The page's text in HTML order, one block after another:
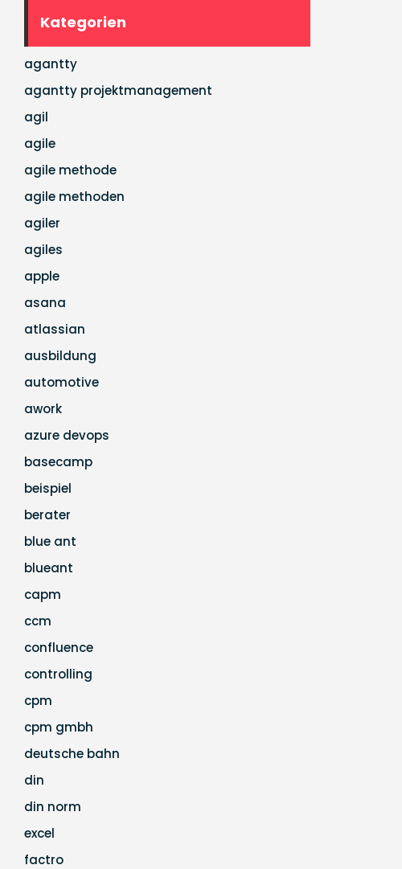
Kategorien
agantty
agantty projektmanagement
agil
agile
agile methode
agile methoden
agiler
agiles
apple
asana
atlassian
ausbildung
automotive
awork
azure devops
basecamp
beispiel
berater
blue ant
blueant
capm
ccm
confluence
controlling
cpm
cpm gmbh
deutsche bahn
din
din norm
excel
factro